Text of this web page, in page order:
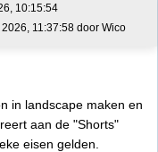
10:15:54
11:37:58 door Wico
in landscape maken en
aan de "Shorts"
eisen gelden.